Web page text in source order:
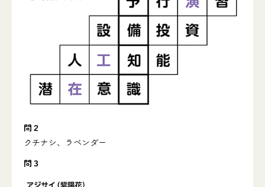
問２
クチナシ、ラベンダー
問３